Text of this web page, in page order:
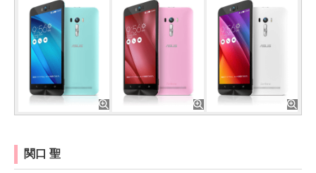
関口 聖